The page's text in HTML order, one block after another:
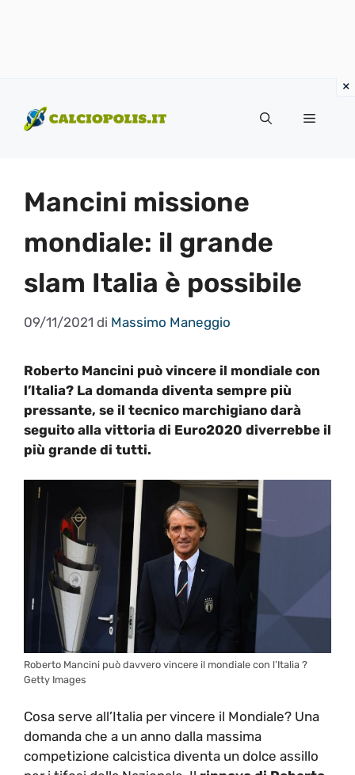
contenuto
Menu
Mancini missione
mondiale: il grande
slam Italia è possibile
09/11/2021 di Massimo Maneggio
Roberto Mancini può vincere il mondiale con
l’Italia? La domanda diventa sempre più
pressante, se il tecnico marchigiano darà
seguito alla vittoria di Euro2020 diverrebbe il
più grande di tutti.
Roberto Mancini può davvero vincere il mondiale con l’Italia ?
Getty Images
Cosa serve all’Italia per vincere il Mondiale? Una
domanda che a un anno dalla massima
competizione calcistica diventa un dolce assillo